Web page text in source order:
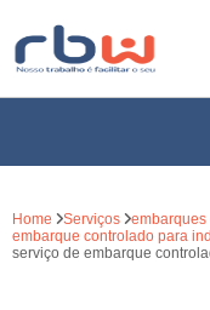
Home Serviços
embarque controlado para
serviço de embarque